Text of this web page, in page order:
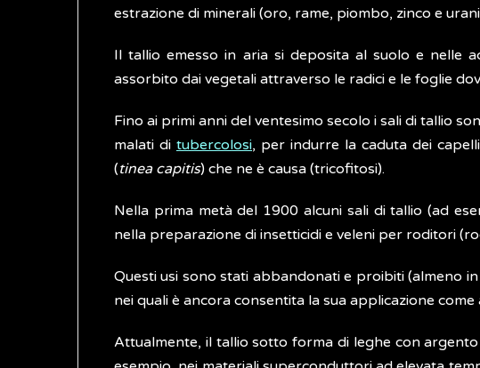
estrazione di minerali (oro, rame, piombo, zinco e
Il tallio emesso in aria si deposita al suolo e nelle
assorbito dai vegetali attraverso le radici e le foglie
Fino ai primi anni del ventesimo secolo i sali di tallio
malati di tubercolosi, per indurre la caduta dei
(tinea capitis) che ne è causa (tricofitosi).
Nella prima metà del 1900 alcuni sali di tallio (ad
nella preparazione di insetticidi e veleni per roditori
Questi usi sono stati abbandonati e proibiti (almeno
nei quali è ancora consentita la sua applicazione
Attualmente, il tallio sotto forma di leghe con